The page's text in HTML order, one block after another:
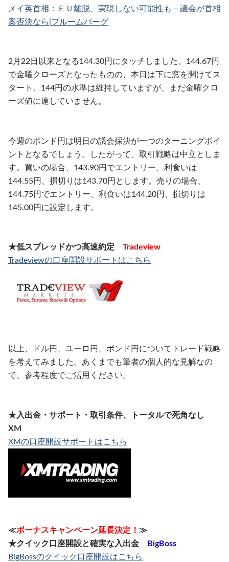
メイ英首相：ＥＵ離脱、実現しない可能性も－議会が首相
案否決なら|ブルームバーグ
2月22日以来となる144.30円にタッチしました。144.67円
で金曜クローズとなったものの、本日は下に窓を開けてス
タート。144円の水準は維持していますが、まだ金曜クロ
ーズ値に達していません。
今週のポンド円は明日の議会採決が一つのターニングポイ
ントとなるでしょう。したがって、取引戦略は中立としま
す。買いの場合、143.90円でエントリー、利食いは
144.55円、損切りは143.70円とします。売りの場合、
144.75円でエントリー、利食いは144.20円、損切りは
145.00円に設定します。
★低スプレッドかつ高速約定 Tradeview
Tradeviewの口座開設サポートはこちら
以上、ドル円、ユーロ円、ポンド円についてトレード戦略
を考えてみました。あくまでも筆者の個人的な見解なの
で、参考程度でご活用ください。
★入出金・サポート・取引条件、トータルで死角なし
XM
XMの口座開設サポートはこちら
≪ボーナスキャンペーン延長決定！ ≫
★クイック口座開設と確実な入出金
BigBoss
BigBossのクイック口座開設はこちら